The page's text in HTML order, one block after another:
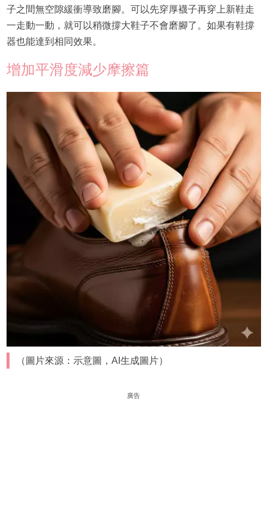
子之間無空隙緩衝導致磨腳。可以先穿厚襪子再穿上新鞋走
一走動一動，就可以稍微撐大鞋子不會磨腳了。如果有鞋撐
器也能達到相同效果。
增加平滑度減少摩擦篇
（圖片來源：示意圖，AI生成圖片）
廣告